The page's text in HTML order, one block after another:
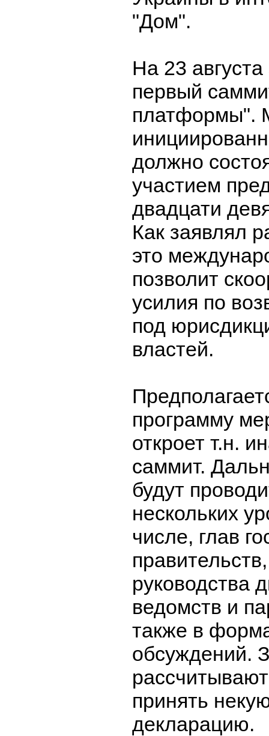
"Дом".
На 23
первый
платформы".
должно
участием
двадцати
Как заявлял
это
позволит
усилия по
под
властей.
программу
откроет т.н.
саммит.
будут
нескольких
числе, глав
руководства
ведомств и
также в
обсуждений.
принять
декларацию.